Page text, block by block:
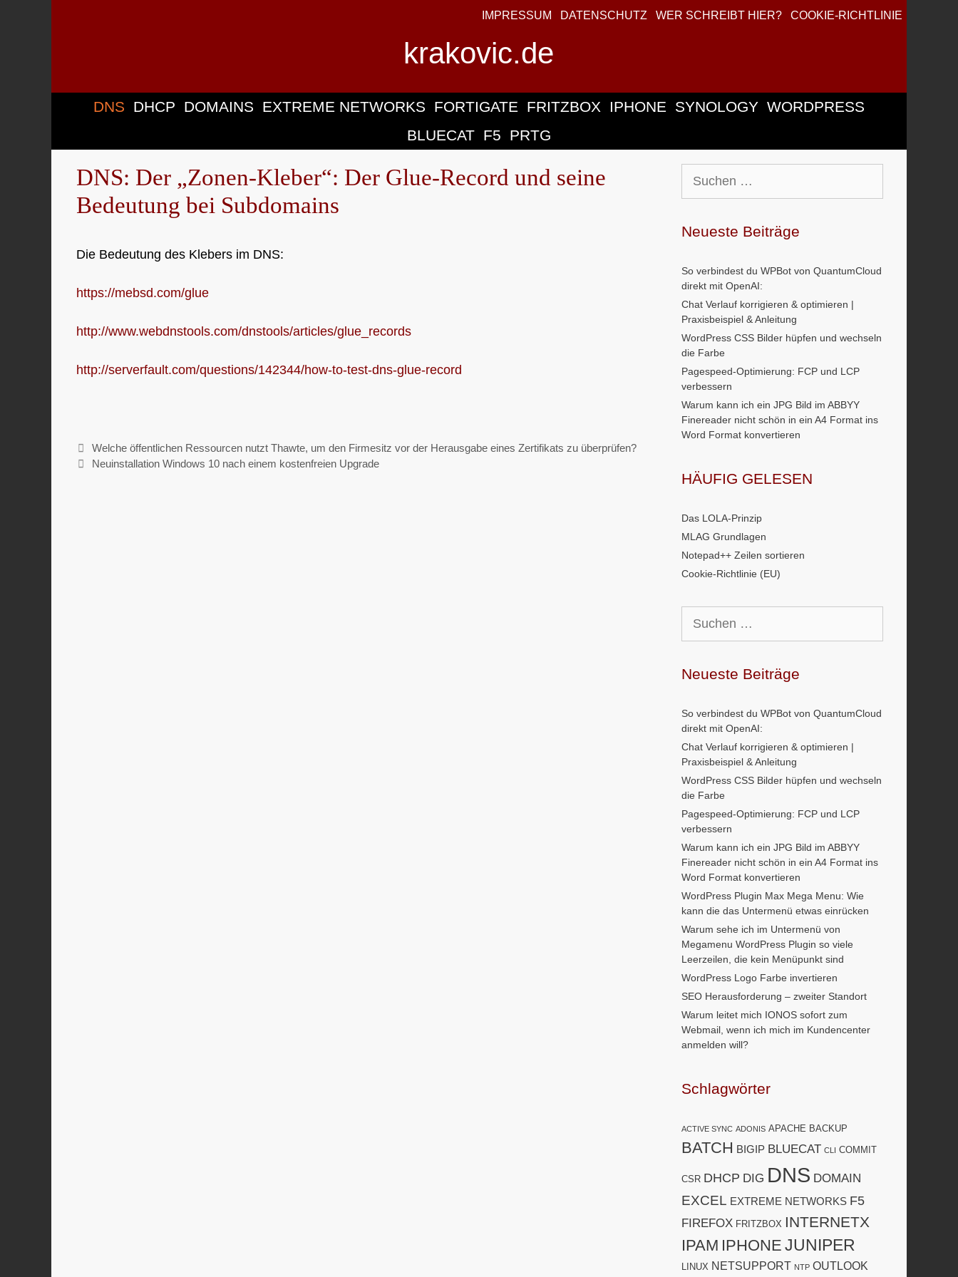
IMPRESSUM DATENSCHUTZ WER SCHREIBT HIER? COOKIE-RICHTLINIE
krakovic.de
DNS DHCP DOMAINS EXTREME NETWORKS FORTIGATE FRITZBOX IPHONE SYNOLOGY WORDPRESS
BLUECAT F5 PRTG
DNS: Der „Zonen-Kleber“: Der Glue-Record und seine
Bedeutung bei Subdomains
Die Bedeutung des Klebers im DNS:
https://mebsd.com/glue
http://www.webdnstools.com/dnstools/articles/glue_records
http://serverfault.com/questions/142344/how-to-test-dns-glue-record
Welche öffentlichen Ressourcen nutzt Thawte, um den Firmesitz vor der Herausgabe eines Zertifikats zu überprüfen?
Neuinstallation Windows 10 nach einem kostenfreien Upgrade
nach:
Neueste Beiträge
So verbindest du WPBot von QuantumCloud
direkt mit OpenAI:
Chat Verlauf korrigieren & optimieren |
Praxisbeispiel & Anleitung
WordPress CSS Bilder hüpfen und wechseln
die Farbe
Pagespeed-Optimierung: FCP und LCP
verbessern
Warum kann ich ein JPG Bild im ABBYY
Finereader nicht schön in ein A4 Format ins
Word Format konvertieren
HÄUFIG GELESEN
Das LOLA-Prinzip
MLAG Grundlagen
Notepad++ Zeilen sortieren
Cookie-Richtlinie (EU)
nach:
Neueste Beiträge
So verbindest du WPBot von QuantumCloud
direkt mit OpenAI:
Chat Verlauf korrigieren & optimieren |
Praxisbeispiel & Anleitung
WordPress CSS Bilder hüpfen und wechseln
die Farbe
Pagespeed-Optimierung: FCP und LCP
verbessern
Warum kann ich ein JPG Bild im ABBYY
Finereader nicht schön in ein A4 Format ins
Word Format konvertieren
WordPress Plugin Max Mega Menu: Wie
kann die das Untermenü etwas einrücken
Warum sehe ich im Untermenü von
Megamenu WordPress Plugin so viele
Leerzeilen, die kein Menüpunkt sind
WordPress Logo Farbe invertieren
SEO Herausforderung – zweiter Standort
Warum leitet mich IONOS sofort zum
Webmail, wenn ich mich im Kundencenter
anmelden will?
Schlagwörter
ACTIVE SYNC ADONIS APACHE BACKUP
BATCH BIGIP BLUECAT CLI COMMIT
CSR DHCP DIG DNS DOMAIN
EXCEL EXTREME NETWORKS F5
FIREFOX FRITZBOX INTERNETX
IPAM IPHONE JUNIPER
LINUX NETSUPPORT NTP OUTLOOK